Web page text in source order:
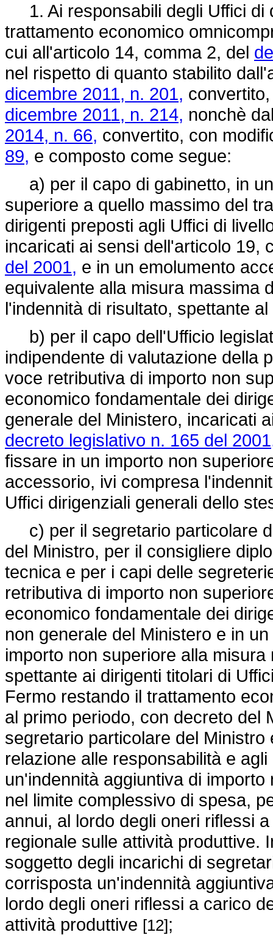
1. Ai responsabili degli Uffici di
trattamento economico
cui all'articolo 14, comma 2, del
nel rispetto di quanto stabilito
dicembre 2011, n. 201,
dicembre 2011, n. 214, nonchè
2014, n. 66, convertito, con
89, e composto come segue:
a) per il capo di gabinetto, in
superiore a quello massimo del
dirigenti preposti agli Uffici di
incaricati ai sensi dell'articolo 19,
del 2001, e in un emolumento
equivalente alla misura massima
l'indennità di risultato, spettante
b) per il capo dell'Ufficio
indipendente di valutazione della
voce retributiva di importo non
economico fondamentale dei
generale del Ministero, incaricati
decreto legislativo n. 165 del
fissare in un importo non
accessorio, ivi compresa
Uffici dirigenziali generali dello
c) per il segretario particolare
del Ministro, per il consigliere
tecnica e per i capi delle
retributiva di importo non
economico fondamentale dei
non generale del Ministero e in
importo non superiore alla
spettante ai dirigenti titolari di
Fermo restando il trattamento
al primo periodo, con decreto del
segretario particolare del
relazione alle responsabilità e
un'indennità aggiuntiva di
nel limite complessivo di spesa,
annui, al lordo degli oneri riflessi
regionale sulle attività produttive.
soggetto degli incarichi di
corrisposta un'indennità
lordo degli oneri riflessi a carico
attività produttive [12];